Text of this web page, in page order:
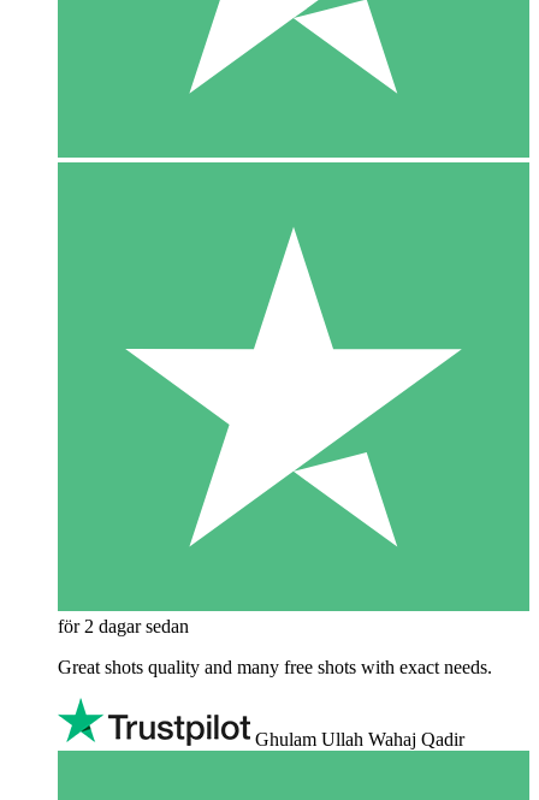
för 2 dagar sedan
Great shots quality and many free shots with exact needs.
Ghulam Ullah Wahaj Qadir